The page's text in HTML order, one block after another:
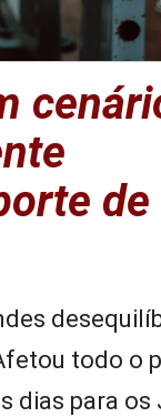
de
todo o
dias para